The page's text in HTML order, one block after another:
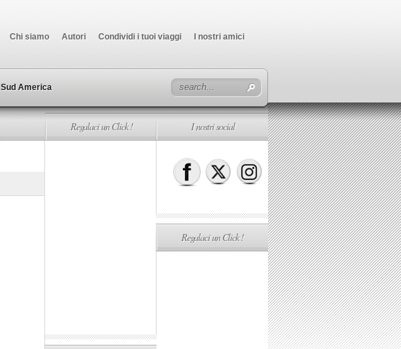
Chi siamo Autori Condividi i tuoi viaggi I nostri amici
Sud America
Regalaci un Click ! I nostri social
Regalaci un Click !